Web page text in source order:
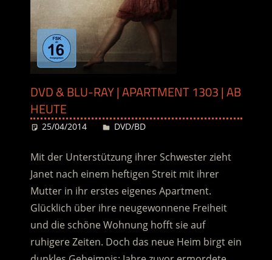
DVD & BLU-RAY | APARTMENT 1303 | AB
HEUTE
25/04/2014 Desiree
DVD/BD
Mit der Unterstützung ihrer Schwester zieht
Janet nach einem heftigen Streit mit ihrer
Mutter in ihr erstes eigenes Apartment.
Glücklich über ihre neugewonnene Freiheit
und die schöne Wohnung hofft sie auf
ruhigere Zeiten. Doch das neue Heim birgt ein